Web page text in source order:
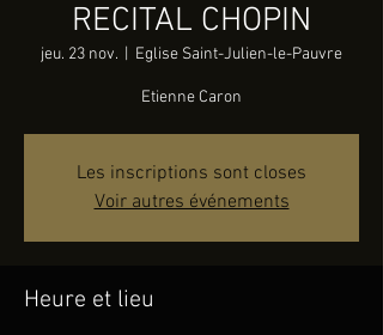
RECITAL CHOPIN
jeu. 23 nov. Eglise Saint-Julien-le-Pauvre
Etienne Caron
Les inscriptions sont closes
Voir autres événements
Heure et lieu